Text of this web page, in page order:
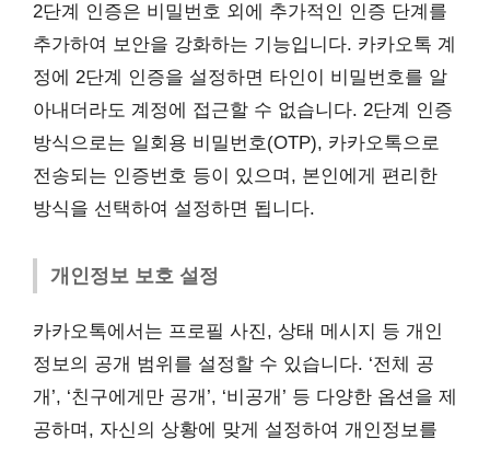
2단계 인증은 비밀번호 외에 추가적인 인증 단계를
추가하여 보안을 강화하는 기능입니다. 카카오톡 계
정에 2단계 인증을 설정하면 타인이 비밀번호를 알
아내더라도 계정에 접근할 수 없습니다. 2단계 인증
방식으로는 일회용 비밀번호(OTP), 카카오톡으로
전송되는 인증번호 등이 있으며, 본인에게 편리한
방식을 선택하여 설정하면 됩니다.
개인정보 보호 설정
카카오톡에서는 프로필 사진, 상태 메시지 등 개인
정보의 공개 범위를 설정할 수 있습니다. ‘전체 공
개’, ‘친구에게만 공개’, ‘비공개’ 등 다양한 옵션을 제
공하며, 자신의 상황에 맞게 설정하여 개인정보를